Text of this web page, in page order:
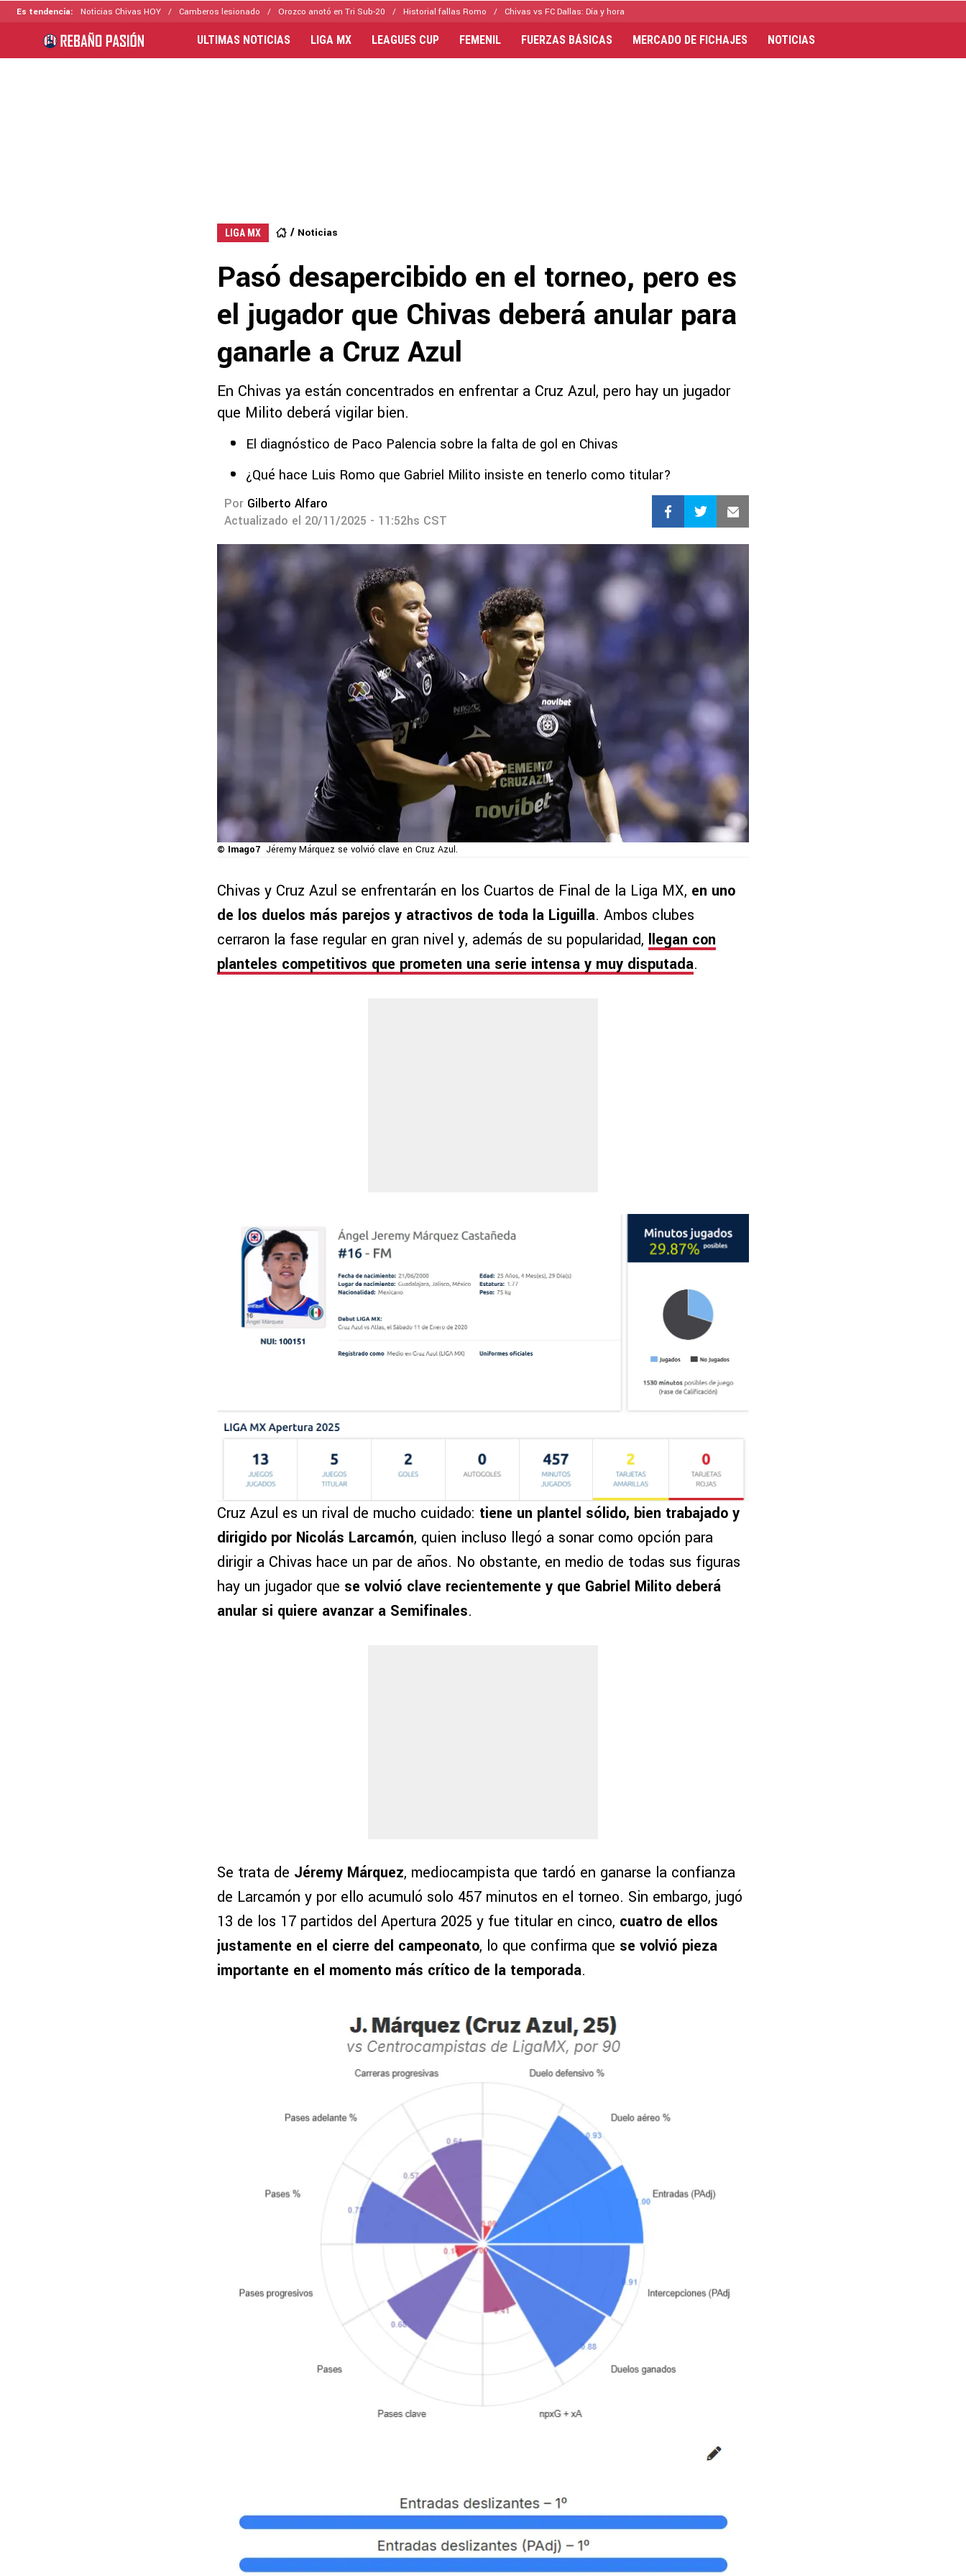
Es tendencia: Noticias Chivas HOY Camberos lesionado Orozco anotó en Tri Sub-20 Historial fallas Romo Chivas vs FC Dallas: Día y hora
ULTIMAS NOTICIAS LIGA MX LEAGUES CUP FEMENIL FUERZAS BÁSICAS MERCADO DE FICHAJES NOTICIAS
LIGA MX Noticias
Pasó desapercibido en el torneo, pero es
el jugador que Chivas deberá anular para
ganarle a Cruz Azul
En Chivas ya están concentrados en enfrentar a Cruz Azul, pero hay un jugador
que Milito deberá vigilar bien.
El diagnóstico de Paco Palencia sobre la falta de gol en Chivas
¿Qué hace Luis Romo que Gabriel Milito insiste en tenerlo como titular?
Por Gilberto Alfaro
Actualizado el 20/11/2025 - 11:52hs CST
© Imago7 Jéremy Márquez se volvió clave en Cruz Azul.
Chivas y Cruz Azul se enfrentarán en los Cuartos de Final de la Liga MX, en uno
de los duelos más parejos y atractivos de toda la Liguilla. Ambos clubes
cerraron la fase regular en gran nivel y, además de su popularidad, llegan con
planteles competitivos que prometen una serie intensa y muy disputada.
Cruz Azul es un rival de mucho cuidado: tiene un plantel sólido, bien trabajado y
dirigido por Nicolás Larcamón, quien incluso llegó a sonar como opción para
dirigir a Chivas hace un par de años. No obstante, en medio de todas sus figuras
hay un jugador que se volvió clave recientemente y que Gabriel Milito deberá
anular si quiere avanzar a Semifinales.
Se trata de Jéremy Márquez, mediocampista que tardó en ganarse la confianza
de Larcamón y por ello acumuló solo 457 minutos en el torneo. Sin embargo, jugó
13 de los 17 partidos del Apertura 2025 y fue titular en cinco, cuatro de ellos
justamente en el cierre del campeonato, lo que confirma que se volvió pieza
importante en el momento más crítico de la temporada.